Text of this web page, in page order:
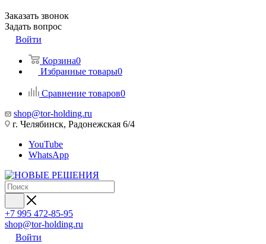
Заказать звонок
Задать вопрос
Войти
Корзина0
Избранные товары0
Сравнение товаров0
shop@tor-holding.ru
г. Челябинск, Радонежская 6/4
YouTube
WhatsApp
+7 995 472-85-95
shop@tor-holding.ru
Войти